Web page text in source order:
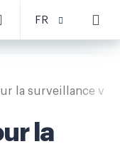
FR
la surveillance
la